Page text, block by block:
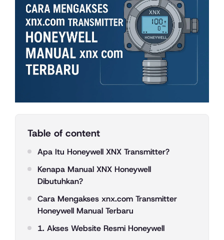
Table of content
Apa Itu Honeywell XNX Transmitter?
Kenapa Manual XNX Honeywell
Dibutuhkan?
Cara Mengakses xnx.com Transmitter
Honeywell Manual Terbaru
1. Akses Website Resmi Honeywell